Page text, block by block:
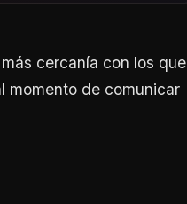
cercanía con los que
momento de comunicar